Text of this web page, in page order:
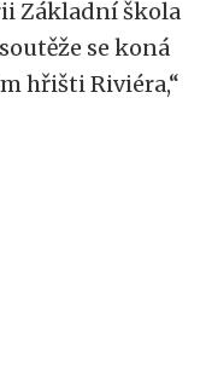
Základní škola
se koná
hřišti Riviéra,“